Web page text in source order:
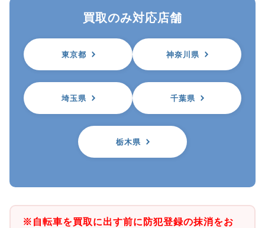
買取のみ対応店舗
東京都 神奈川県
埼玉県 千葉県
栃木県
※自転車を買取に出す前に防犯登録の抹消をお